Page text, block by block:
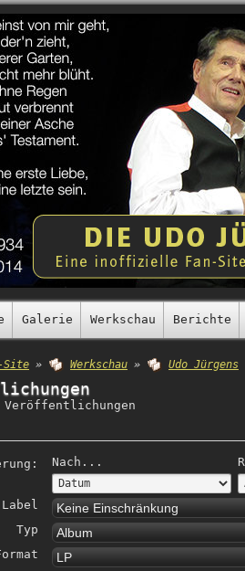
Galerie Werkschau Berichte
Site » Werkschau » Udo Jürgens
Veröffentlichungen
Nach...
Label Keine Einschränkung
Typ Album
LP